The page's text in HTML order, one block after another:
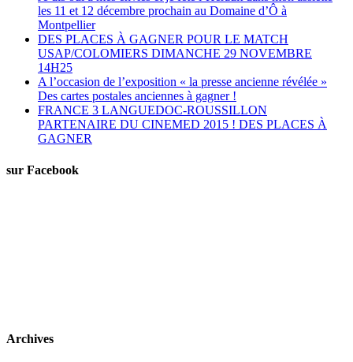
les 11 et 12 décembre prochain au Domaine d’Ô à
Montpellier
DES PLACES À GAGNER POUR LE MATCH
USAP/COLOMIERS DIMANCHE 29 NOVEMBRE
14H25
A l’occasion de l’exposition « la presse ancienne révélée »
Des cartes postales anciennes à gagner !
FRANCE 3 LANGUEDOC-ROUSSILLON
PARTENAIRE DU CINEMED 2015 ! DES PLACES À
GAGNER
sur Facebook
Archives